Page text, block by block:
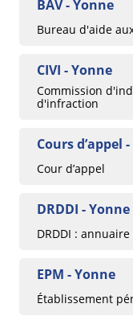
BAV - Yonne
Bureau d'aide
CIVI - Yonne
Commission
d'infraction
Cours d’appel
Cour d’appel
DRDDI - Yonne
DRDDI :
EPM - Yonne
Établissement